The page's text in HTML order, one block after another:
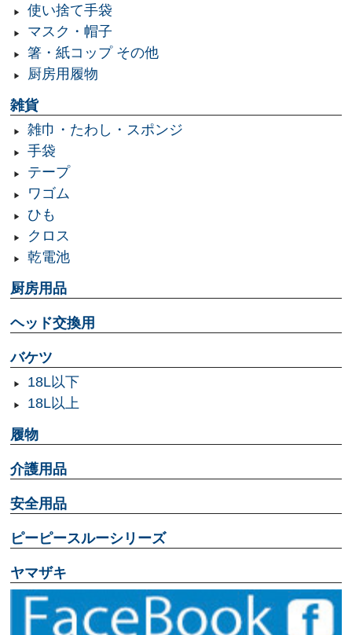
使い捨て手袋
マスク・帽子
箸・紙コップ その他
厨房用履物
雑貨
雑巾・たわし・スポンジ
手袋
テープ
ワゴム
ひも
クロス
乾電池
厨房用品
ヘッド交換用
バケツ
18L以下
18L以上
履物
介護用品
安全用品
ピーピースルーシリーズ
ヤマザキ